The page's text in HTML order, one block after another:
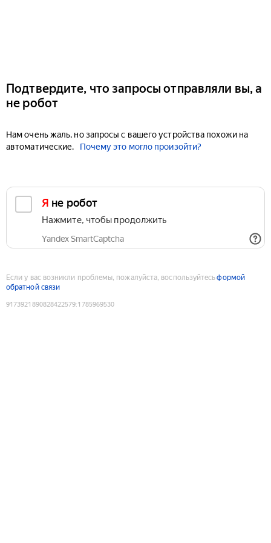
Подтвердите, что запросы отправляли вы, а
не робот
Нам очень жаль, но запросы с вашего устройства похожи на
автоматические.
Почему это могло произойти?
Я не робот
Нажмите, чтобы продолжить
Yandex SmartCaptcha
Если у вас возникли проблемы, пожалуйста, воспользуйтесьформой
обратной связи
9173921890828422579:1785969530